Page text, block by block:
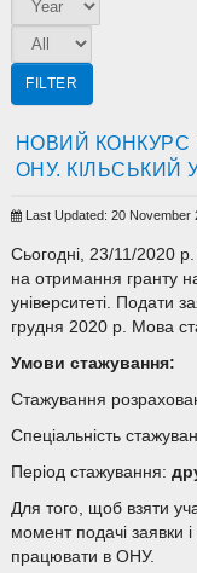
FILTER
НОВИЙ КОНКУРС
ОНУ. КІЛЬСЬКИЙ
Last Updated: 20 November
Сьогодні, 23/11/2020
на отримання гранту
університеті. Подати
грудня 2020 р. Мова
Умови стажування:
Стажування
Спеціальність
Період стажування:
Для того, щоб взяти
момент подачі заявки
працювати в ОНУ.